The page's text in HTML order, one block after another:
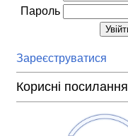
Пароль
Зареєструватися
Корисні посилання